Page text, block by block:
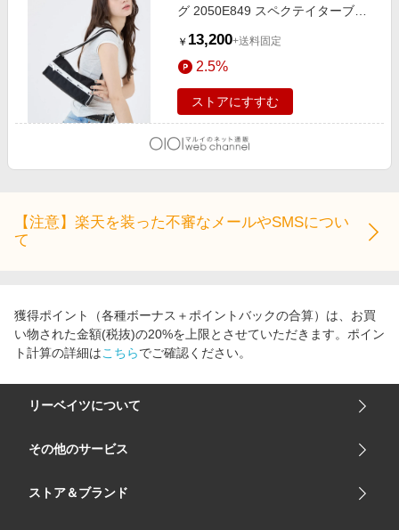
グ 2050E849 スペクテイターブラ
￥ 13,200+送料固定
2.5%
ストアにすすむ
【注意】楽天を装った不審なメールやSMSについ
て
獲得ポイント（各種ボーナス＋ポイントバックの合算）は、お買
い物された金額(税抜)の20%を上限とさせていただきます。ポイン
ト計算の詳細はこちらでご確認ください。
リーベイツについて
会社概要
サイトマップ
その他のサービス
楽天市場
ストア＆ブランド